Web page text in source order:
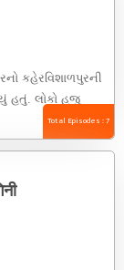
કહેરવિશાળપુરની
હતું. લોકો હજુ
Total Episodes : 7